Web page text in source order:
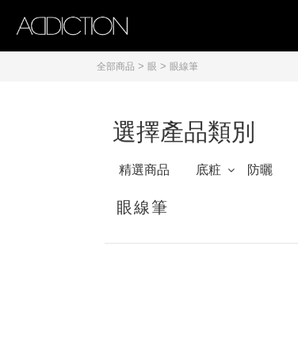
全部商品 > 眼 > 眼線筆
選擇產品類別
精選商品 底粧 防曬
眼線筆